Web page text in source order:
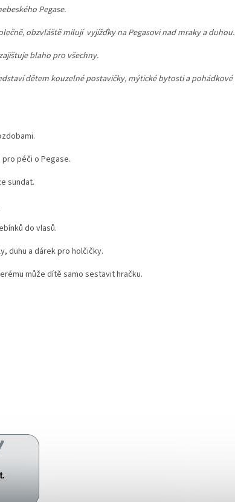
Pegase.
obzvláště milují vyjížďky na Pegasovi nad mraky a duhou.
blaho pro všechny.
dětem kouzelné postavičky, mýtické bytosti a pohádkové
péči o Pegase.
sundat.
do vlasů.
duhu a dárek pro holčičky.
může dítě samo sestavit hračku.